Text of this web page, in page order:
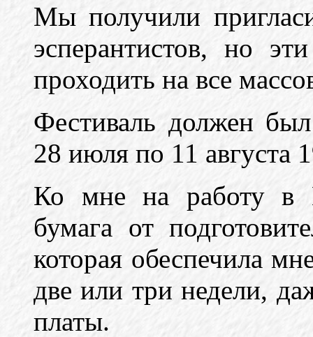
Мы получили
эсперантистов, но
проходить на все
Фестиваль должен
28 июля по 11 августа
Ко мне на работу в
бумага от
которая обеспечила
две или три недели,
платы.